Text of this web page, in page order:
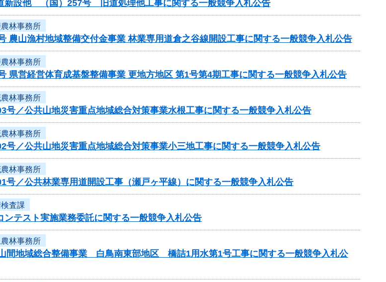
新設他 （国）257号 旧道処理他工事に関する一般競争入札公告
林事務所
農山漁村地域整備交付金事業 林業専用道倉之谷線開設工事に関する一般競争入札公告
林事務所
県営経営体育成基盤整備事業 更地方地区 第1号第4期工事に関する一般競争入札公告
林事務所
号／公共山地災害重点地域総合対策事業水根工事に関する一般競争入札公告
林事務所
号／公共山地災害重点地域総合対策事業小三地工事に関する一般競争入札公告
林事務所
号／公共林業専用道開設工事（瀬戸ヶ平線）に関する一般競争入札公告
査課
ンテスト実施業務委託に関する一般競争入札公告
林事務所
山間地域総合整備事業 白鳥南東部地区 橋詰1用水第1号工事に関する一般競争入札公